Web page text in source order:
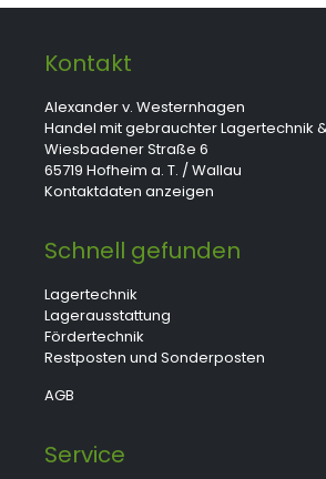
Kontakt
Alexander v. Westernhagen
Handel mit gebrauchter Lagertechnik
Wiesbadener Straße 6
65719 Hofheim a. T. / Wallau
Kontaktdaten anzeigen
Schnell gefunden
Lagertechnik
Lagerausstattung
Fördertechnik
Restposten und Sonderposten
AGB
Service